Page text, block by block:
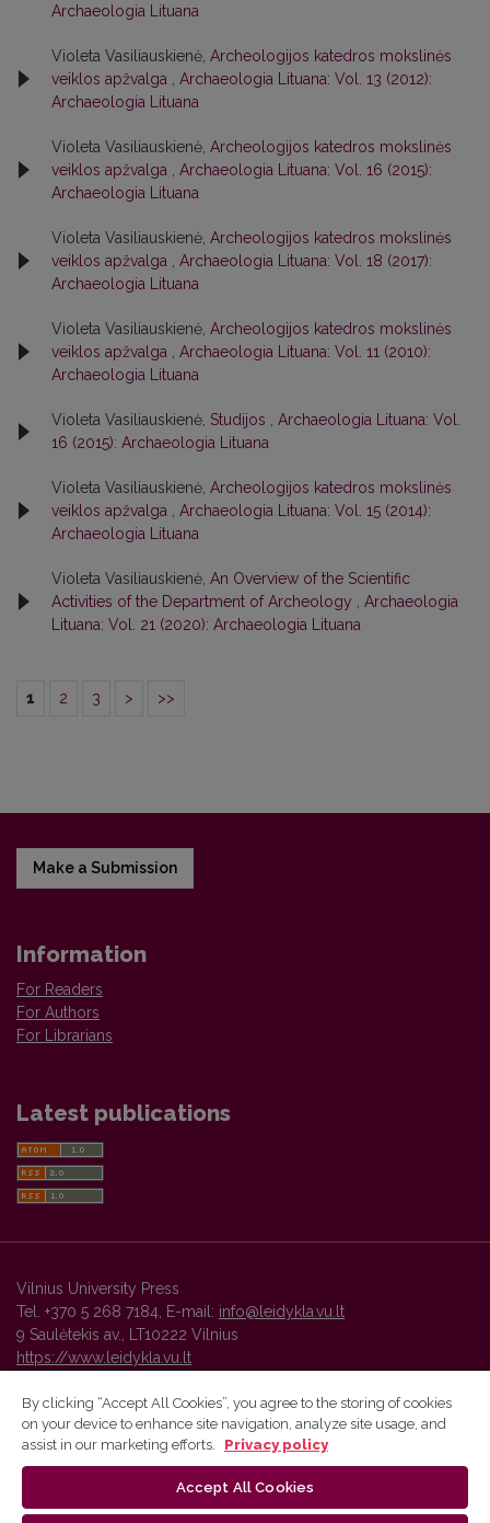
Archaeologia Lituana
Violeta Vasiliauskienė, Archeologijos katedros mokslinės
veiklos apžvalga
Archaeologia Lituana: Vol. 13 (2012):
Archaeologia Lituana
Violeta Vasiliauskienė, Archeologijos katedros mokslinės
veiklos apžvalga
Archaeologia Lituana: Vol. 16 (2015):
Archaeologia Lituana
Violeta Vasiliauskienė, Archeologijos katedros mokslinės
veiklos apžvalga
Archaeologia Lituana: Vol. 18 (2017):
Archaeologia Lituana
Violeta Vasiliauskienė, Archeologijos katedros mokslinės
veiklos apžvalga
Archaeologia Lituana: Vol. 11 (2010):
Archaeologia Lituana
Violeta Vasiliauskienė, Studijos
Archaeologia Lituana: Vol.
16 (2015): Archaeologia Lituana
Violeta Vasiliauskienė, Archeologijos katedros mokslinės
veiklos apžvalga
Archaeologia Lituana: Vol. 15 (2014):
Archaeologia Lituana
Violeta Vasiliauskienė, An Overview of the Scientific
Activities of the Department of Archeology
Archaeologia
Lituana: Vol. 21 (2020): Archaeologia Lituana
1 2 3 > >>
Make a Submission
Information
For Readers
For Authors
For Librarians
Latest publications
Vilnius University Press
Tel. +370 5 268 7184, E-mail: info@leidykla.vu.lt
9 Saulėtekis av., LT10222 Vilnius
https://www.leidykla.vu.lt
Vilnius University Press platform and metadata are distributed by
By clicking “Accept All Cookies”, you agree to the storing of cookies
on your device to enhance site navigation, analyze site usage, and
assist in our marketing efforts.
Privacy policy
Accept All Cookies